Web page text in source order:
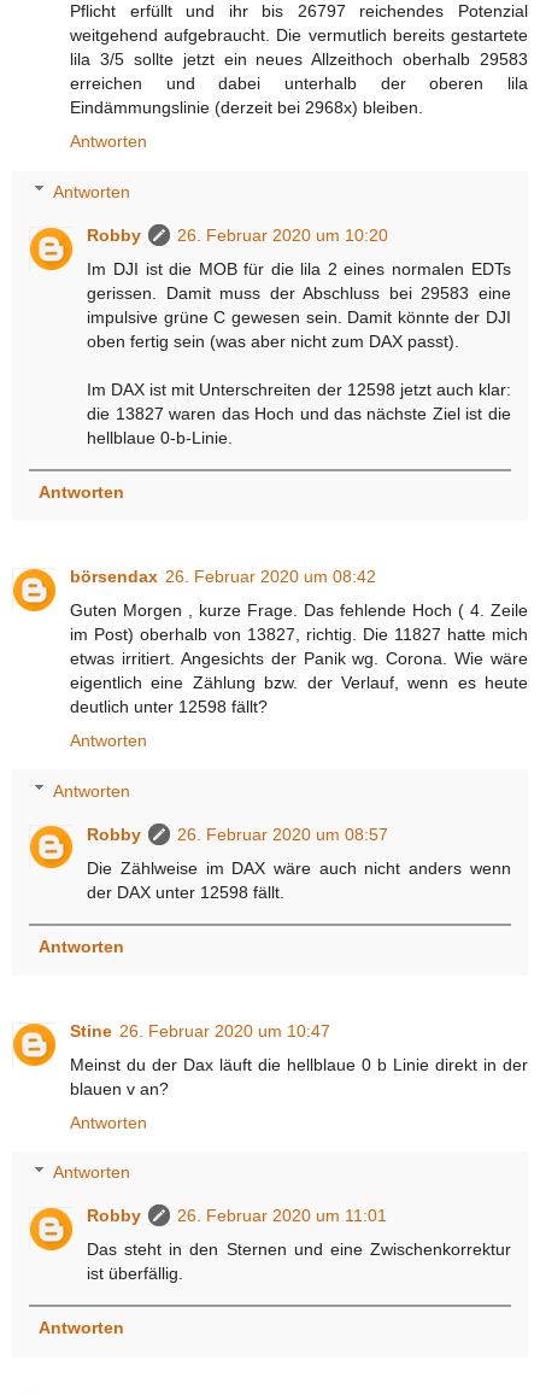
Pflicht erfüllt und ihr bis 26797 reichendes Potenzial
weitgehend aufgebraucht. Die vermutlich bereits gestartete
lila 3/5 sollte jetzt ein neues Allzeithoch oberhalb 29583
erreichen und dabei unterhalb der oberen lila
Eindämmungslinie (derzeit bei 2968x) bleiben.
Antworten
Antworten
Robby
26. Februar 2020 um 10:20
Im DJI ist die MOB für die lila 2 eines normalen EDTs
gerissen. Damit muss der Abschluss bei 29583 eine
impulsive grüne C gewesen sein. Damit könnte der DJI
oben fertig sein (was aber nicht zum DAX passt).
Im DAX ist mit Unterschreiten der 12598 jetzt auch klar:
die 13827 waren das Hoch und das nächste Ziel ist die
hellblaue 0-b-Linie.
Antworten
börsendax 26. Februar 2020 um 08:42
Guten Morgen , kurze Frage. Das fehlende Hoch ( 4. Zeile
im Post) oberhalb von 13827, richtig. Die 11827 hatte mich
etwas irritiert. Angesichts der Panik wg. Corona. Wie wäre
eigentlich eine Zählung bzw. der Verlauf, wenn es heute
deutlich unter 12598 fällt?
Antworten
Antworten
Robby
26. Februar 2020 um 08:57
Die Zählweise im DAX wäre auch nicht anders wenn
der DAX unter 12598 fällt.
Antworten
Stine 26. Februar 2020 um 10:47
Meinst du der Dax läuft die hellblaue 0 b Linie direkt in der
blauen v an?
Antworten
Antworten
Robby
26. Februar 2020 um 11:01
Das steht in den Sternen und eine Zwischenkorrektur
ist überfällig.
Antworten